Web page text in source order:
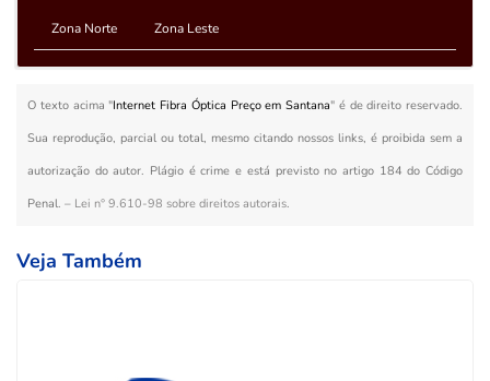
Zona Norte Zona Leste
O texto acima "Internet Fibra Óptica Preço em Santana" é de direito reservado.
Sua reprodução, parcial ou total, mesmo citando nossos links, é proibida sem a
autorização do autor. Plágio é crime e está previsto no artigo 184 do Código
Penal. – Lei n° 9.610-98 sobre direitos autorais.
Veja Também